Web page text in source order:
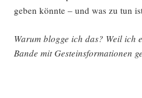
geben könn­te – und was zu tun
War­um blog­ge ich das? Weil ich
Ban­de mit Gesteins­for­ma­tio­nen